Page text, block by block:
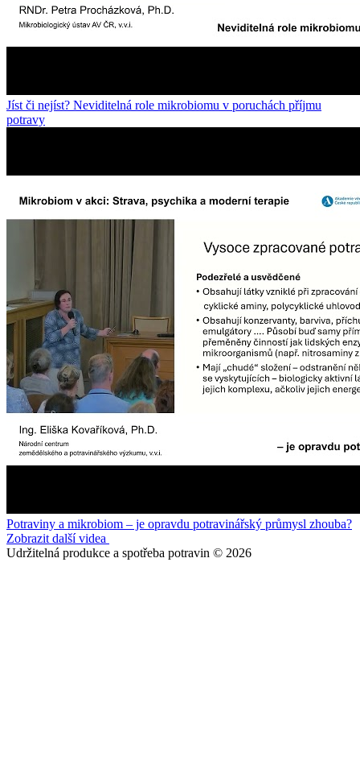
Jíst či nejíst? Neviditelná role mikrobiomu v poruchách příjmu
potravy
Potraviny a mikrobiom – je opravdu potravinářský průmysl zhouba?
Zobrazit další videa
Udržitelná produkce a spotřeba potravin © 2026